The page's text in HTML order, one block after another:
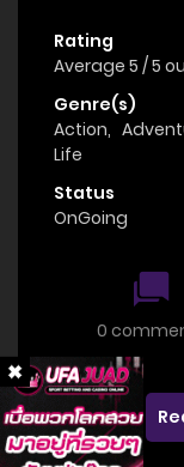
Rating
Average 5 /5
Genre(s)
Action,
Life
Status
OnGoing
0